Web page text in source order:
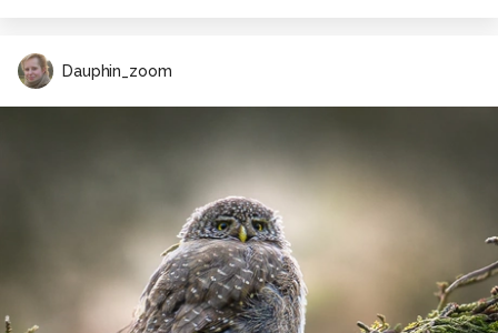
Dauphin_zoom